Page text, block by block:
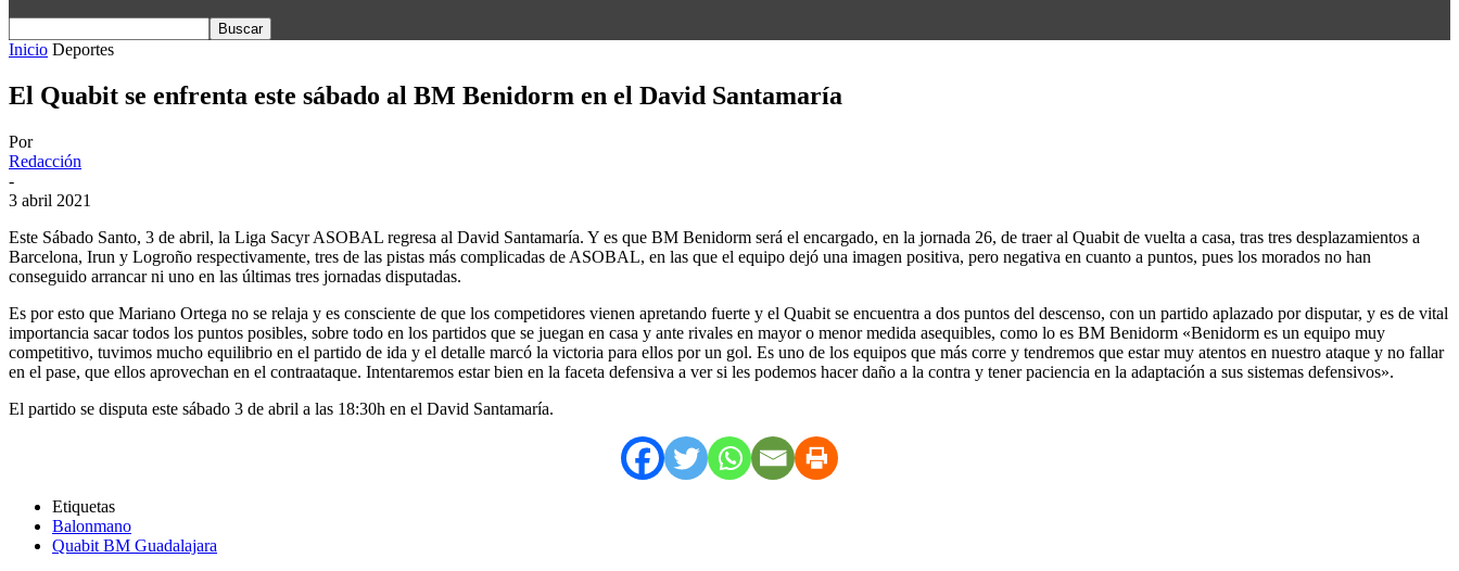
Inicio Deportes
El Quabit se enfrenta este sábado al BM Benidorm en el David Santamaría
Por
Redacción
-
3 abril 2021
Este Sábado Santo, 3 de abril, la Liga Sacyr ASOBAL regresa al David Santamaría. Y es que BM Benidorm será el encargado, en la jornada 26, de traer al Quabit de vuelta a casa, tras tres desplazamientos a
Barcelona, Irun y Logroño respectivamente, tres de las pistas más complicadas de ASOBAL, en las que el equipo dejó una imagen positiva, pero negativa en cuanto a puntos, pues los morados no han
conseguido arrancar ni uno en las últimas tres jornadas disputadas.
Es por esto que Mariano Ortega no se relaja y es consciente de que los competidores vienen apretando fuerte y el Quabit se encuentra a dos puntos del descenso, con un partido aplazado por disputar, y es de vital
importancia sacar todos los puntos posibles, sobre todo en los partidos que se juegan en casa y ante rivales en mayor o menor medida asequibles, como lo es BM Benidorm «Benidorm es un equipo muy
competitivo, tuvimos mucho equilibrio en el partido de ida y el detalle marcó la victoria para ellos por un gol. Es uno de los equipos que más corre y tendremos que estar muy atentos en nuestro ataque y no fallar
en el pase, que ellos aprovechan en el contraataque. Intentaremos estar bien en la faceta defensiva a ver si les podemos hacer daño a la contra y tener paciencia en la adaptación a sus sistemas defensivos».
El partido se disputa este sábado 3 de abril a las 18:30h en el David Santamaría.
Etiquetas
Balonmano
Quabit BM Guadalajara